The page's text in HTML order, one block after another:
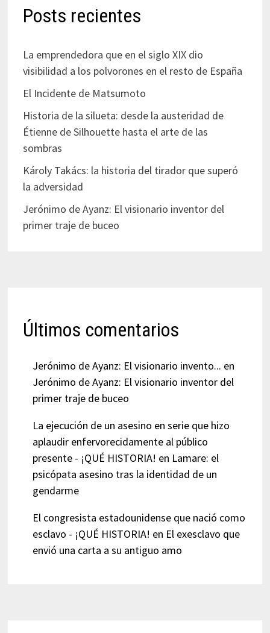
Posts recientes
La emprendedora que en el siglo XIX dio
visibilidad a los polvorones en el resto de España
El Incidente de Matsumoto
Historia de la silueta: desde la austeridad de
Étienne de Silhouette hasta el arte de las
sombras
Károly Takács: la historia del tirador que superó
la adversidad
Jerónimo de Ayanz: El visionario inventor del
primer traje de buceo
Últimos comentarios
Jerónimo de Ayanz: El visionario invento... en
Jerónimo de Ayanz: El visionario inventor del
primer traje de buceo
La ejecución de un asesino en serie que hizo
aplaudir enfervorecidamente al público
presente - ¡QUÉ HISTORIA! en Lamare: el
psicópata asesino tras la identidad de un
gendarme
El congresista estadounidense que nació como
esclavo - ¡QUÉ HISTORIA! en El exesclavo que
envió una carta a su antiguo amo